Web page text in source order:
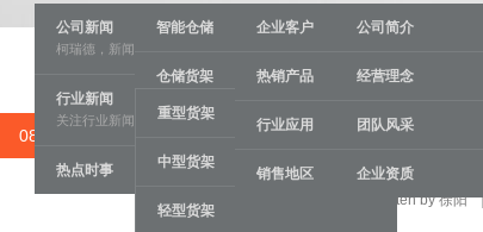
公司新闻
柯瑞德，新闻资讯
行业新闻
关注行业新闻，推动行业发展。
热点时事
智能仓储
仓储货架
重型货架
中型货架
轻型货架
物流容器
车间设备
线棒系统
企业客户
热销产品
行业应用
销售地区
公司简介
经营理念
团队风采
企业资质
08 APR 学会规划生活 会让
Written by 徐阳